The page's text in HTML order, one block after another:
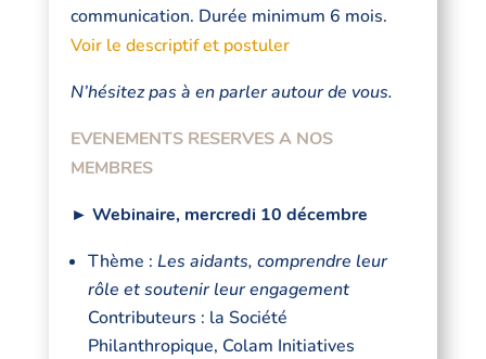
communication. Durée minimum 6 mois.
Voir le descriptif et postuler
N’hésitez pas à en parler autour de vous.
EVENEMENTS RESERVES A NOS
MEMBRES
► Webinaire, mercredi 10 décembre
Thème : Les aidants, comprendre leur
rôle et soutenir leur engagement
Contributeurs : la Société
Philanthropique, Colam Initiatives